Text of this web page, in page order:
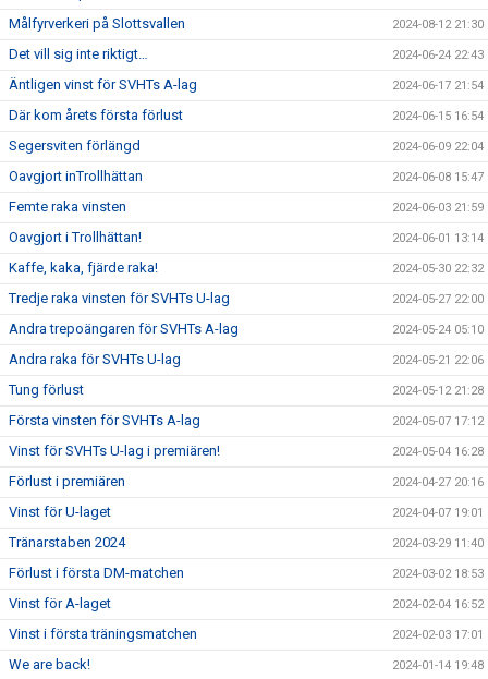
Målfyrverkeri på Slottsvallen 2024-08-12 21:30
Det vill sig inte riktigt… 2024-06-24 22:43
Äntligen vinst för SVHTs A-lag 2024-06-17 21:54
Där kom årets första förlust 2024-06-15 16:54
Segersviten förlängd 2024-06-09 22:04
Oavgjort inTrollhättan 2024-06-08 15:47
Femte raka vinsten 2024-06-03 21:59
Oavgjort i Trollhättan! 2024-06-01 13:14
Kaffe, kaka, fjärde raka! 2024-05-30 22:32
Tredje raka vinsten för SVHTs U-lag 2024-05-27 22:00
Andra trepoängaren för SVHTs A-lag 2024-05-24 05:10
Andra raka för SVHTs U-lag 2024-05-21 22:06
Tung förlust 2024-05-12 21:28
Första vinsten för SVHTs A-lag 2024-05-07 17:12
Vinst för SVHTs U-lag i premiären! 2024-05-04 16:28
Förlust i premiären 2024-04-27 20:16
Vinst för U-laget 2024-04-07 19:01
Tränarstaben 2024 2024-03-29 11:40
Förlust i första DM-matchen 2024-03-02 18:53
Vinst för A-laget 2024-02-04 16:52
Vinst i första träningsmatchen 2024-02-03 17:01
We are back! 2024-01-14 19:48